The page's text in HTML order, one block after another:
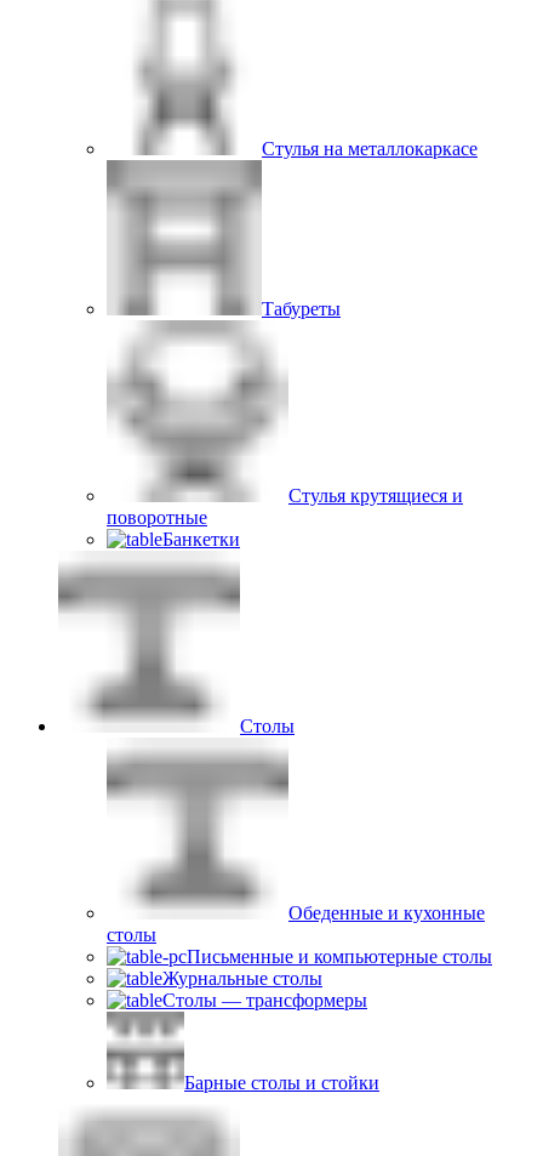
Стулья на металлокаркасе
Табуреты
Стулья крутящиеся и
поворотные
Банкетки
Столы
Обеденные и кухонные
столы
Письменные и компьютерные столы
Журнальные столы
Столы — трансформеры
Барные столы и стойки